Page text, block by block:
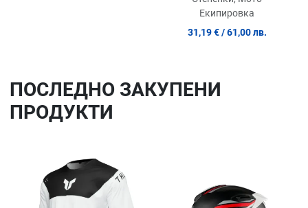
Екипировка
31,19 € / 61,00 лв.
ПОСЛЕДНO ЗАКУПЕНИ
ПРОДУКТИ
Сравни продукт